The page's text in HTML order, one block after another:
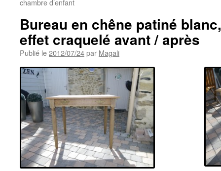
chambre d’enfant
Bureau en chêne patiné
effet craquelé avant / après
Publié le2012/07/24par Magali